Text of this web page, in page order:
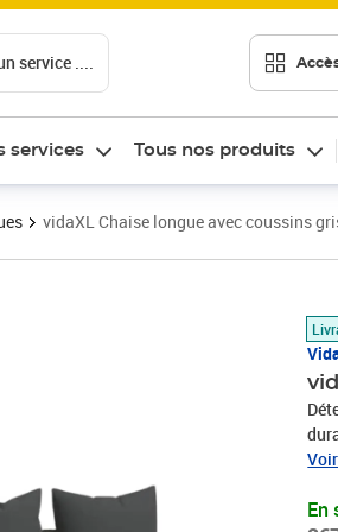
service ....
services Tous nos produits
vidaXL Chaise longue avec coussins
En
Prix